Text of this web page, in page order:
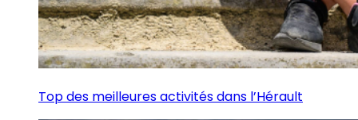
Top des meilleures activités dans l’Hérault